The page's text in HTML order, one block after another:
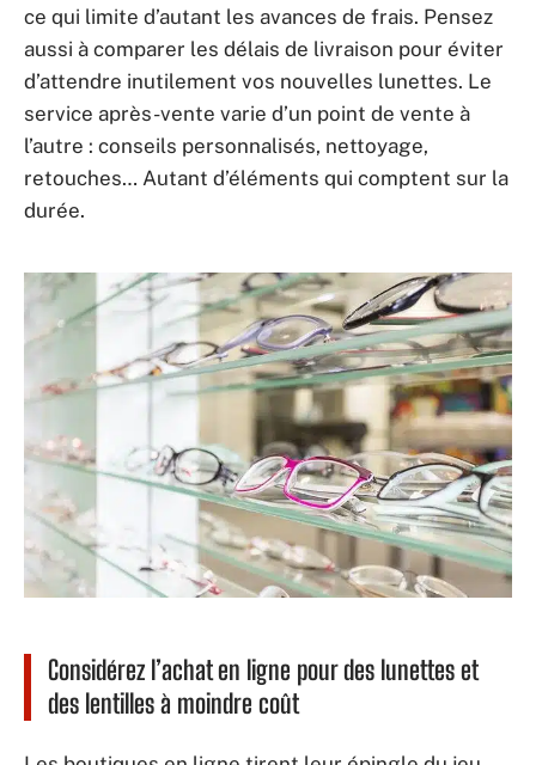
ce qui limite d’autant les avances de frais. Pensez
aussi à comparer les délais de livraison pour éviter
d’attendre inutilement vos nouvelles lunettes. Le
service après-vente varie d’un point de vente à
l’autre : conseils personnalisés, nettoyage,
retouches… Autant d’éléments qui comptent sur la
durée.
Considérez l’achat en ligne pour des lunettes et
des lentilles à moindre coût